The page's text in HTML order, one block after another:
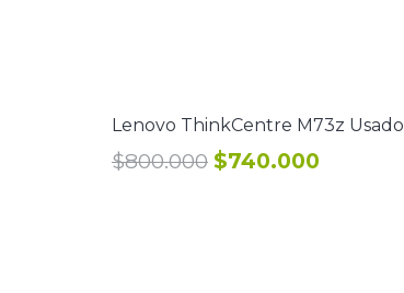
Lenovo ThinkCentre M73z Usado
$800.000 El
$740.000